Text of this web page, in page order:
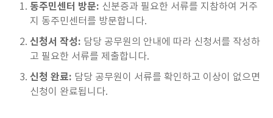
동주민센터 방문: 신분증과 필요한 서류를 지참하여 거주
지 동주민센터를 방문합니다.
신청서 작성: 담당 공무원의 안내에 따라 신청서를 작성하
고 필요한 서류를 제출합니다.
신청 완료: 담당 공무원이 서류를 확인하고 이상이 없으면
신청이 완료됩니다.